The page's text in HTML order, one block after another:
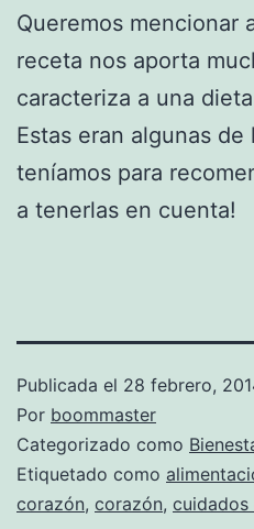
Queremos mencionar
receta nos aporta
caracteriza a una
Estas eran algunas
teníamos para
a tenerlas en cuenta!
Publicada el 28 febrero,
Por boommaster
Categorizado como
Etiquetado como
corazón, corazón, cuidados